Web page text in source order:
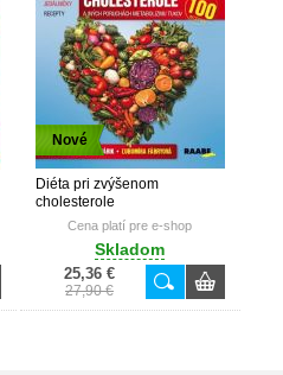
Nové
Diéta pri zvýšenom
cholesterole
Cena platí pre e-shop
Skladom
25,36 €
27,90 €